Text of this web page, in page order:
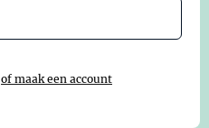
of maak een account